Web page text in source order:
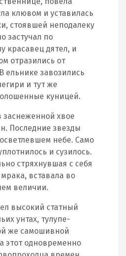
клювом и уставилась
стоявшей неподалеку
застучал по
красавец дятел, и
отразились от
ельнике завозились
и тут же
куницей.
хвое
Последние звезды
небе. Само
и сузилось.
стряхнувшая с себя
вставала во
величии.
высокий статный
унтах, тулупе-
же самошивной
этот одновременно